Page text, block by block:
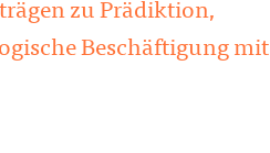
zu Prädiktion,
Beschäftigung mit